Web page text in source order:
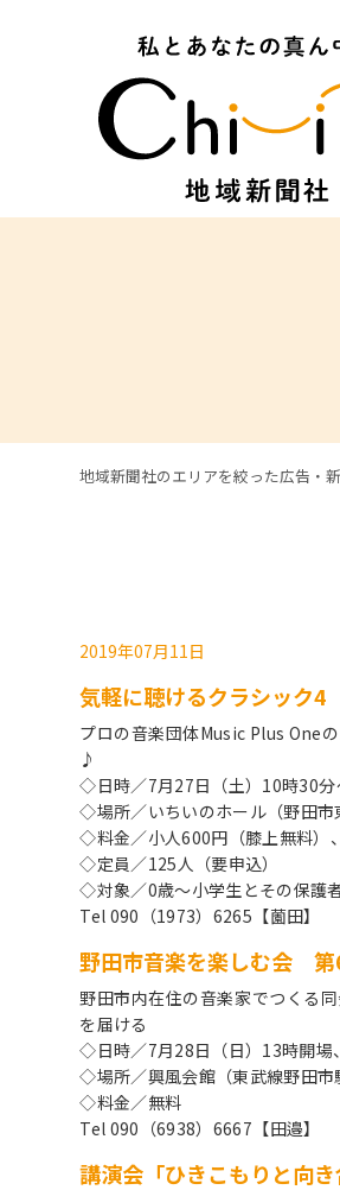
地域新聞社のエリアを絞った広告・
2019年07月11日
気軽に聴けるクラシック
プロの音楽団体Music Plus One
♪
◇日時／7月27日（土）10時30分
◇場所／いちいのホール（野田
◇料金／小人600円（膝上無料）
◇定員／125人（要申込）
◇対象／0歳～小学生とその保護
Tel 090（1973）6265【薗田】
野田市音楽を楽しむ会 第
野田市内在住の音楽家でつくる
を届ける
◇日時／7月28日（日）13時開場
◇場所／興風会館（東武線野田市
◇料金／無料
Tel 090（6938）6667【田邉】
講演会「ひきこもりと向き